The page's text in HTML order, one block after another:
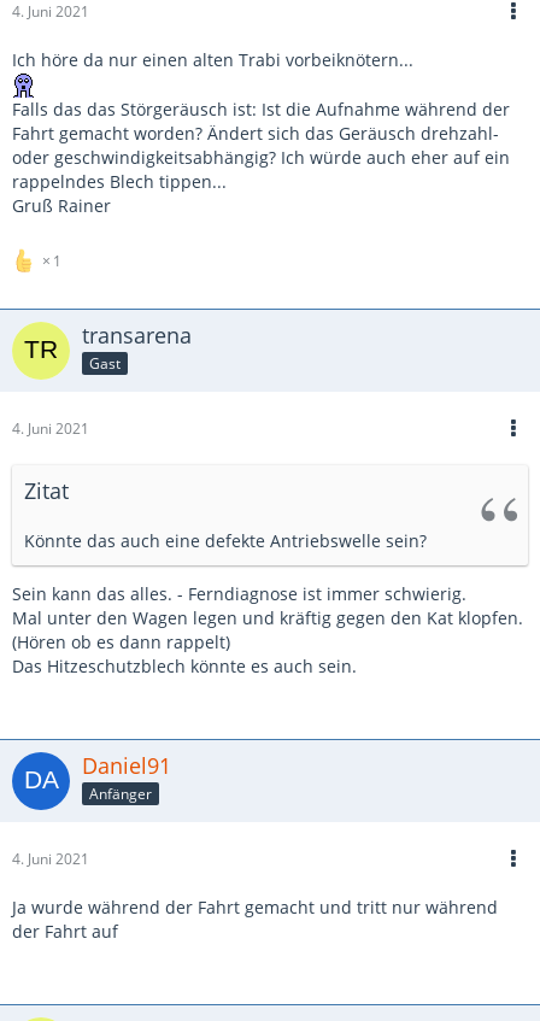
4. Juni 2021
Ich höre da nur einen alten Trabi vorbeiknötern...
Falls das das Störgeräusch ist: Ist die Aufnahme während der
Fahrt gemacht worden? Ändert sich das Geräusch drehzahl-
oder geschwindigkeitsabhängig? Ich würde auch eher auf ein
rappelndes Blech tippen...
Gruß Rainer
1
transarena
Gast
4. Juni 2021
Zitat
Könnte das auch eine defekte Antriebswelle sein?
Sein kann das alles. - Ferndiagnose ist immer schwierig.
Mal unter den Wagen legen und kräftig gegen den Kat klopfen.
(Hören ob es dann rappelt)
Das Hitzeschutzblech könnte es auch sein.
Daniel91
Anfänger
4. Juni 2021
Ja wurde während der Fahrt gemacht und tritt nur während
der Fahrt auf